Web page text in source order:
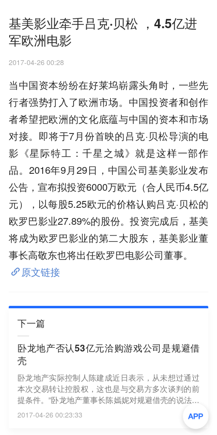
基美影业牵手吕克·贝松 ，4.5亿进
军欧洲电影
2017-04-26 00:28
当中国资本纷纷在好莱坞崭露头角时，一些先
行者强势打入了欧洲市场。中国投资者和创作
者希望把欧洲的文化底蕴与中国的资本和市场
对接。即将于7月份首映的吕克·贝松导演的电
影《星际特工：千星之城》就是这样一部作
品。2016年9月29日，中国公司基美影业发布
公告，宣布拟投资6000万欧元（合人民币4.5亿
元），以每股5.25欧元的价格认购吕克·贝松的
欧罗巴影业27.89%的股份。投资完成后，基美
将成为欧罗巴影业的第二大股东，基美影业董
事长高敬东也将出任欧罗巴电影公司董事。
原文链接
下一篇
卧龙地产否认53亿元洽购游戏公司是规避借
壳
卧龙地产实际控制人陈建成近日表示，从未想过通过
本次交易转让控股权，这也是与交易方多次谈判的前
提条件。”卧龙地产董事长陈嫣妮对规避借壳的说法予
以否认，“房地产业务我们是不会考虑终止的，将借助
本次重组，打造房地产开发+互联网文化娱乐产业并
2017-04-26 00:23:33